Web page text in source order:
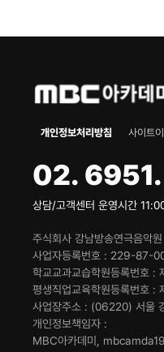
개인정보처리방침 사이트
02. 6951.
상담/고객센터 운영시간
주식회사 강남방송연극음악원
사업자등록번호
229-87-
학교교과교습학원등록번호
평생직업교육학원등록번호
사업장주소
(06220) 서울
개인정보책임자
MBC아카데미,